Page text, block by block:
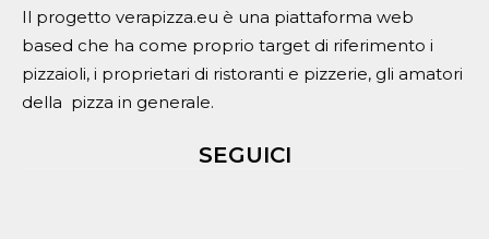
Il progetto verapizza.eu è una piattaforma web
based che ha come proprio target di riferimento i
pizzaioli, i proprietari di ristoranti e pizzerie, gli amatori
della pizza in generale.
SEGUICI